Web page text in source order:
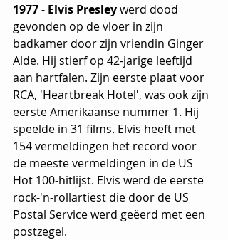
1977 - Elvis Presley werd dood
gevonden op de vloer in zijn
badkamer door zijn vriendin Ginger
Alde. Hij stierf op 42-jarige leeftijd
aan hartfalen. Zijn eerste plaat voor
RCA, 'Heartbreak Hotel', was ook zijn
eerste Amerikaanse nummer 1. Hij
speelde in 31 films. Elvis heeft met
154 vermeldingen het record voor
de meeste vermeldingen in de US
Hot 100-hitlijst. Elvis werd de eerste
rock-'n-rollartiest die door de US
Postal Service werd geëerd met een
postzegel.